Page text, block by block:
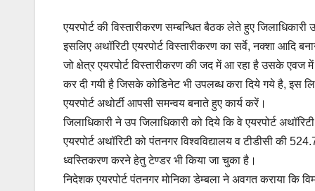
o
o
k
p
p
n
k
एयरपोर्ट की विस्तारीकरण सम्बन्धित बैठक लेते हुए
इसलिए अथॉरिटी एयरपोर्ट विस्तारीकरण का सर्वे, नक्शा आदि
जो क्षेत्र एयरपोर्ट विस्तारीकरण की जद में आ रहा है उसके
कर दी गयी है जिसके कोडिनेट भी उपलब्ध करा दिये गये है, इस
एयरपोर्ट अथोर्टी आपसी समन्वय बनाते हुए कार्य करें।
जिलाधिकारी ने उप जिलाधिकारी को दिये कि वे एयरपोर्ट
एयरपोर्ट अथॉरिटी को पंतनगर विश्वविद्यालय व टीडीसी की
ध्वस्तिकरण करने हेतु टेण्डर भी किया जा चुका है।
निदेशक एयरपोर्ट पंतनगर मोनिका डेम्बला ने अवगत कराया कि